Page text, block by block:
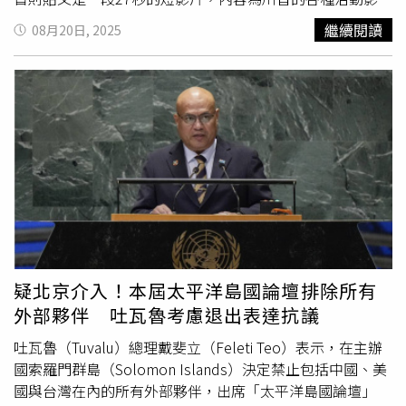
凌的本能反應，缺乏正當程序、法律依據與權力來源」，並
表示將採取一切必要措施阻止這項非法行動。據悉，這場法
律戰必須由庫克本人以受害者身份提出，而非由Fed代為出
面。庫克於2022年由時任總統拜登（Joe Biden）提名進入
Fed理事會，成為史上首位非裔女性理事。她曾獲馬歇爾獎
學金（Marshall Scholarship），就讀牛津大學與史貝爾曼
學院（Spelman College），並曾於密西根州立大學
（Michigan State University），以及哈佛大學甘迺迪學院
（Harvard Kennedy School）任教。當年她的提名遭多數
共和黨參議員反對，最後在參議院50比50打成平手，由時
任副總統
賀錦麗 （Kamala Harris）投下關鍵1票才通過任
命。依照法律，美國總統僅能基於「正當理由」開除Fed理
事，而這通常意指嚴重失職或不當行為，而非單純的政策分
歧。法律專家指出，確立「正當理由」撤職通常需要一個程
序，讓當事人能回應指控並提出證據，然而，在庫克的案例
中，川普直接跳過該程序就將其開除。哥倫比亞大學法學教
授曼南德（Lev Menand）直言：「這在程序上是無效的撤
職。」他還強調，「通常所謂的『正當理由』，是指任職理
像，並配文寫道「美國我們回來了！TikTok，大家好嗎？」
第二段影片則是放上白宮周遭環境，並再次強調「我們回來
了」影片上傳3小時目前已吸引約3萬名粉絲追蹤。而目前白
宮官方X（原Twitter）帳號擁有240萬名粉絲，Instagram帳
號則有930萬。川普的個人TikTok帳號則擁有1500萬名粉
絲，他最後一次發文為2024年11月5日美國大選當天。他認
為，TikTok幫助他擊敗民主黨對手 賀錦麗 （Kamala
Harris）贏得大選，成功吸引了大量年輕選民的支持。白宮
新聞秘書卡羅琳（Karoline Leavitt）表示，「川普政府致力
於透過各種平台，向美國人民傳達總統所取得的歷史性成
就。」根據國會通過的一項法律，出於國家安全考量，
TikTok原訂於2025年1月19日（川普就職前夕）必須出售或
面臨封禁。然而，川普就任後暫緩執行，並一再延長期限，
最新一次延至9月中。TikTok母公司字節跳動4月表示，正在
與美國政府就解決方案進行磋商，但強調任何交易都需中國
政府批准。川普最早於2020年提出封禁TikTok，當時他聲
稱該應用程式對美國國安構成威脅。此後，TikTok問題成為
兩黨共識，並於2024年獲國會通過全面禁令。儘管面臨法
08月20日, 2025 繼續閱讀
疑北京介入！本屆太平洋島國論壇排除所有
外部夥伴 吐瓦魯考慮退出表達抗議
吐瓦魯（Tuvalu）總理戴斐立（Feleti Teo）表示，在主辦
國索羅門群島（Solomon Islands）決定禁止包括中國、美
國與台灣在內的所有外部夥伴，出席「太平洋島國論壇」